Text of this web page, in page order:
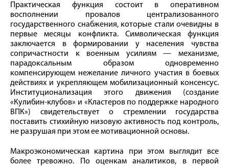
Практическая функция состоит в оперативном
восполнении провалов централизованного
государственного снабжения, которые стали очевидны в
первые месяцы конфликта. Символическая функция
заключается в формировании у населения чувства
сопричастности к военным усилиям — механизме,
парадоксальным образом одновременно
компенсирующем нежелание личного участия в боевых
действиях и укрепляющем мобилизационный консенсус.
Институционализация этого движения (создание
«Кулибин-клубов» и «Кластеров по поддержке народного
ВПК») свидетельствует о стремлении государства
поставить стихийную низовую активность под контроль,
не разрушая при этом ее мотивационной основы.
Макроэкономическая картина при этом выглядит все
более тревожно. По оценкам аналитиков, в первой